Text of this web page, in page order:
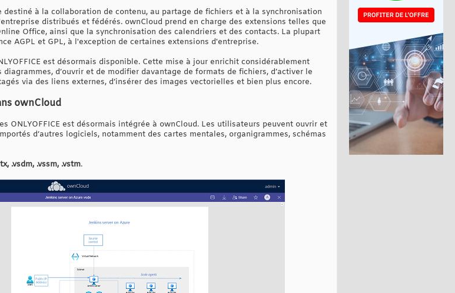
à la collaboration de contenu, au partage de fichiers et à la synchronisation
distribués et fédérés. ownCloud prend en charge des extensions telles que
Office, ainsi que la synchronisation des calendriers et des contacts. La plupart
AGPL et GPL, à l'exception de certaines extensions d'entreprise.
est désormais disponible. Cette mise à jour enrichit considérablement
d’ouvrir et de modifier davantage de formats de fichiers, d’activer le
via des liens externes, d’insérer des images vectorielles et bien plus encore.
ownCloud
ONLYOFFICE est désormais intégrée à ownCloud. Les utilisateurs peuvent ouvrir et
d’autres logiciels, notamment des cartes mentales, organigrammes, schémas
.vsdm, .vssm, .vstm.